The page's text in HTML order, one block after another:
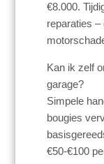
€8.000.
reparaties
Kan ik zelf
garage?
Simpele
bougies
€50-€100